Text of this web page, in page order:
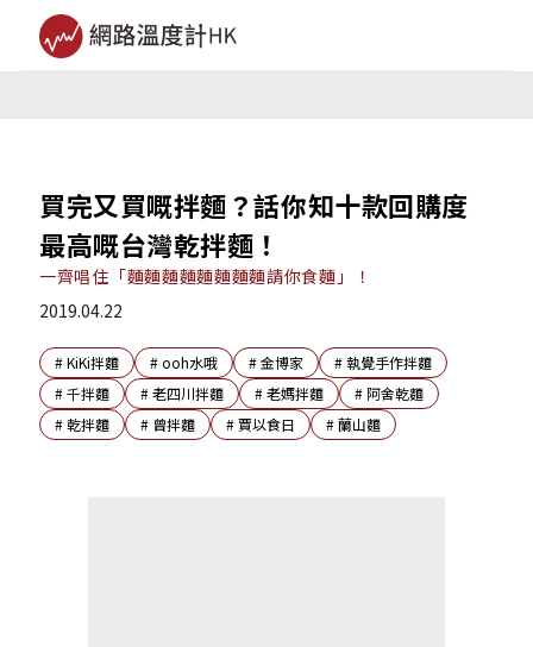
買完又買嘅拌麵？話你知十款回購度
最高嘅台灣乾拌麵！
一齊唱住「麵麵麵麵麵麵麵麵請你食麵」！
2019.04.22
#KiKi拌麵 #ooh水哦 #金博家 #執覺手作拌麵
#千拌麵 #老四川拌麵 #老媽拌麵 # 阿舍乾麵
#乾拌麵 # 曾拌麵 #賈以食日 #蘭山麵